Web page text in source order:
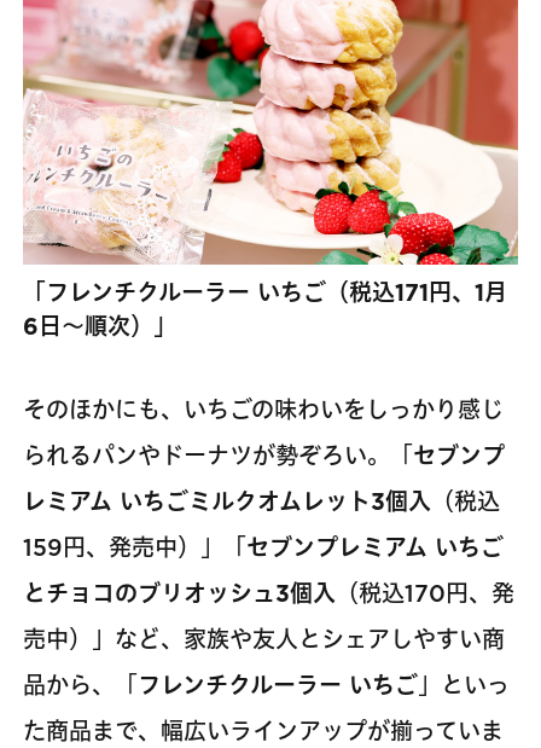
「フレンチクルーラー いちご（税込171円、1月
6日～順次）」
そのほかにも、いちごの味わいをしっかり感じ
られるパンやドーナツが勢ぞろい。「 セブンプ
レミアム いちごミルクオムレット3個入 （税込
159円、発売中）」「 セブンプレミアム いちご
とチョコのブリオッシュ3個入 （税込170円、発
売中）」など、家族や友人とシェアしやすい商
品から、「
フレンチクルーラー いちご 」といっ
た商品まで、幅広いラインアップが揃っていま